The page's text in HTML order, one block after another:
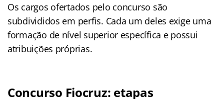
Os cargos ofertados pelo concurso são
subdivididos em perfis. Cada um deles exige uma
formação de nível superior específica e possui
atribuições próprias.
Concurso Fiocruz: etapas